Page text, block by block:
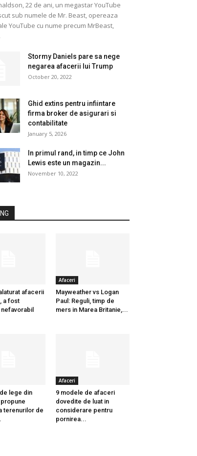
22 de ani, un megastar YouTube
sub numele de Mr. Beast, opereaza
YouTube cu nume precum MrBeast,
Stormy Daniels pare sa nege
negarea afacerii lui Trump
October 20, 2022
Ghid extins pentru infiintare
firma broker de asigurari si
contabilitate
January 5, 2026
In primul rand, in timp ce John
Lewis este un magazin...
November 10, 2022
afacerii
a fost
Afaceri
Mayweather vs Logan
Paul: Reguli, timp de
mers in Marea Britanie,...
lege din
terenurilor de
Afaceri
9 modele de afaceri
dovedite de luat in
considerare pentru
pornirea...